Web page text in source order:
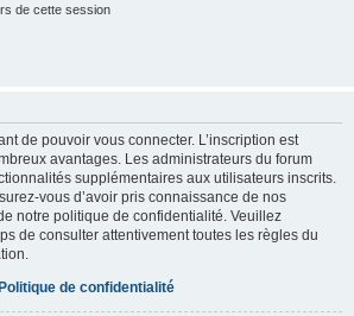
de cette session
de pouvoir vous connecter. L’inscription est
avantages. Les administrateurs du forum
supplémentaires aux utilisateurs inscrits.
vous d’avoir pris connaissance de nos
notre politique de confidentialité. Veuillez
de consulter attentivement toutes les règles du
de confidentialité